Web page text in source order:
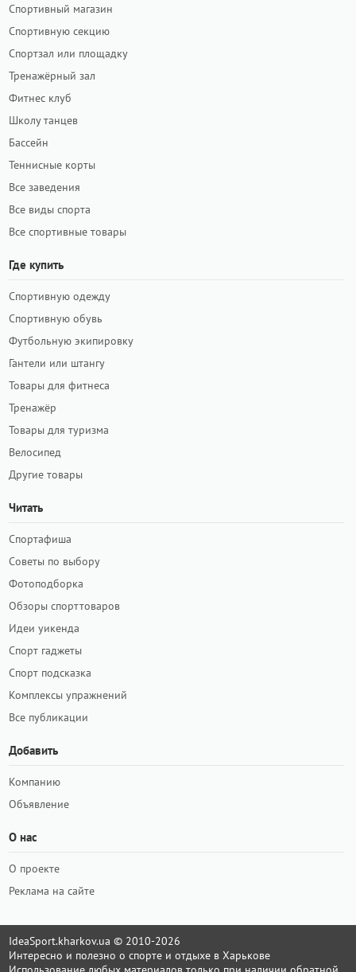
Спортивный магазин
Спортивную секцию
Спортзал или площадку
Тренажёрный зал
Фитнес клуб
Школу танцев
Бассейн
Теннисные корты
Все заведения
Все виды спорта
Все спортивные товары
Где купить
Спортивную одежду
Спортивную обувь
Футбольную экипировку
Гантели или штангу
Товары для фитнеса
Тренажёр
Товары для туризма
Велосипед
Другие товары
Читать
Спортафиша
Советы по выбору
Фотоподборка
Обзоры спорттоваров
Идеи уикенда
Спорт гаджеты
Спорт подсказка
Комплексы упражнений
Все публикации
Добавить
Компанию
Объявление
О нас
О проекте
Реклама на сайте
IdeaSport.kharkov.ua © 2010-2026
Интересно и полезно о спорте и отдыхе в Харькове